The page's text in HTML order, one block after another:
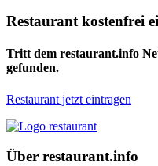
Restaurant kostenfrei
Tritt dem restaurant.info
gefunden.
Restaurant jetzt eintragen
Über restaurant.info